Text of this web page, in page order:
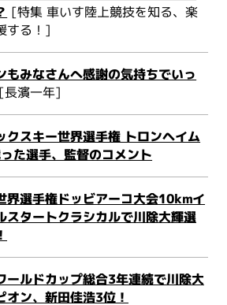
[特集 車いす陸上競技を知る、楽
する！]
もみなさんへ感謝の気持ちでいっ
[長濱一年]
クスキー世界選手権 トロンヘイム
た選手、監督のコメント
界選手権ドッビアーコ大会10kmイ
スタートクラシカルで川除大輝選
ールドカップ総合3年連続で川除大
オン、新田佳浩3位！